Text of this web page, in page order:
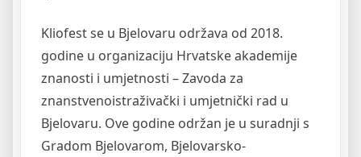
Kliofest se u Bjelovaru održava od 2018.
godine u organizaciju Hrvatske akademije
znanosti i umjetnosti – Zavoda za
znanstvenoistraživački i umjetnički rad u
Bjelovaru. Ove godine održan je u suradnji s
Gradom Bjelovarom, Bjelovarsko-